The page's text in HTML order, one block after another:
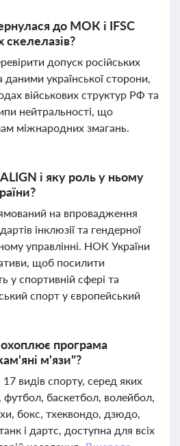
до МОК і IFSC
допуск російських
даними української сторони,
військових структур РФ та
нейтральності, що
міжнародних змагань.
і яку роль у ньому
на впровадження
інклюзії та гендерної
управлінні. НОК України
щоб посилити
у спортивній сфері та
спорт у європейський
програма
м'язи"?
видів спорту, серед яких
футбол, баскетбол, волейбол,
бокс, тхеквондо, дзюдо,
і дартс, доступна для всіх